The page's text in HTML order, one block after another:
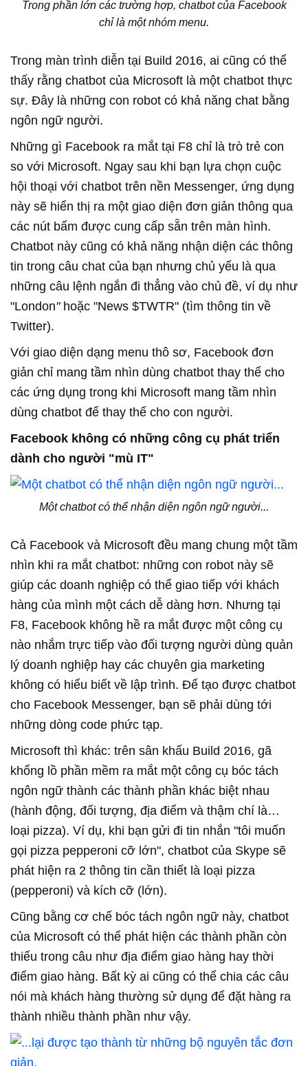
Trong phần lớn các trường hợp, chatbot của Facebook
chỉ là một nhóm menu.
Trong màn trình diễn tại Build 2016, ai cũng có thể
thấy rằng chatbot của Microsoft là một chatbot thực
sự. Đây là những con robot có khả năng chat bằng
ngôn ngữ người.
Những gì Facebook ra mắt tại F8 chỉ là trò trẻ con
so với Microsoft. Ngay sau khi bạn lựa chọn cuộc
hội thoại với chatbot trên nền Messenger, ứng dụng
này sẽ hiển thị ra một giao diện đơn giản thông qua
các nút bấm được cung cấp sẵn trên màn hình.
Chatbot này cũng có khả năng nhận diện các thông
tin trong câu chat của bạn nhưng chủ yếu là qua
những câu lệnh ngắn đi thẳng vào chủ đề, ví dụ như
"London" hoặc "News $TWTR" (tìm thông tin về
Twitter).
Với giao diện dạng menu thô sơ, Facebook đơn
giản chỉ mang tầm nhìn dùng chatbot thay thế cho
các ứng dụng trong khi Microsoft mang tầm nhìn
dùng chatbot để thay thế cho con người.
Facebook không có những công cụ phát triển
dành cho người "mù IT"
Một chatbot có thể nhận diện ngôn ngữ người...
Cả Facebook và Microsoft đều mang chung một tầm
nhìn khi ra mắt chatbot: những con robot này sẽ
giúp các doanh nghiệp có thể giao tiếp với khách
hàng của mình một cách dễ dàng hơn. Nhưng tại
F8, Facebook không hề ra mắt được một công cụ
nào nhắm trực tiếp vào đối tượng người dùng quản
lý doanh nghiệp hay các chuyên gia marketing
không có hiểu biết về lập trình. Để tạo được chatbot
cho Facebook Messenger, bạn sẽ phải dùng tới
những dòng code phức tạp.
Microsoft thì khác: trên sân khấu Build 2016, gã
khổng lồ phần mềm ra mắt một công cụ bóc tách
ngôn ngữ thành các thành phần khác biệt nhau
(hành động, đối tượng, địa điểm và thậm chí là…
loại pizza). Ví dụ, khi bạn gửi đi tin nhắn "tôi muốn
gọi pizza pepperoni cỡ lớn", chatbot của Skype sẽ
phát hiện ra 2 thông tin cần thiết là loại pizza
(pepperoni) và kích cỡ (lớn).
Cũng bằng cơ chế bóc tách ngôn ngữ này, chatbot
của Microsoft có thể phát hiện các thành phần còn
thiếu trong câu như địa điểm giao hàng hay thời
điểm giao hàng. Bất kỳ ai cũng có thể chia các câu
nói mà khách hàng thường sử dụng để đặt hàng ra
thành nhiều thành phần như vậy.